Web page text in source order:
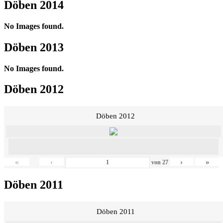
Döben 2014
No Images found.
Döben 2013
No Images found.
Döben 2012
Döben 2012
« ‹ von 27 › »
Döben 2011
Döben 2011